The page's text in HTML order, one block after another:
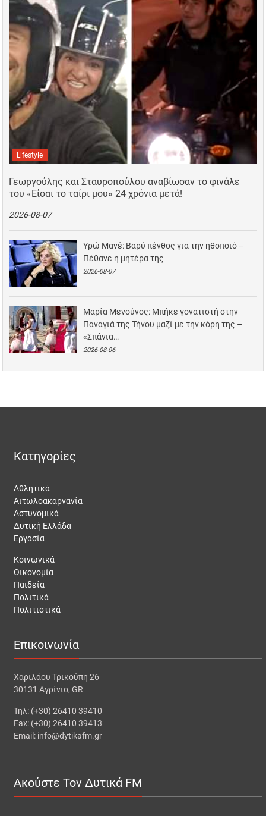
Lifestyle
Γεωργούλης και Σταυροπούλου αναβίωσαν το φινάλε
του «Είσαι το ταίρι μου» 24 χρόνια μετά!
2026-08-07
Υρώ Μανέ: Βαρύ πένθος για την ηθοποιό –
Πέθανε η μητέρα της
2026-08-07
Μαρία Μενούνος: Μπήκε γονατιστή στην
Παναγιά της Τήνου μαζί με την κόρη της –
«Σπάνια…
2026-08-06
Κατηγορίες
Αθλητικά
Αιτωλοακαρνανία
Αστυνομικά
Δυτική Ελλάδα
Εργασία
Κοινωνικά
Οικονομία
Παιδεία
Πολιτικά
Πολιτιστικά
Επικοινωνία
Χαριλάου Τρικούπη 26
30131 Αγρίνιο, GR
Τηλ: (+30) 26410 39410
Fax: (+30) 26410 39413
Email: info@dytikafm.gr
Ακούστε Τον Δυτικά FM